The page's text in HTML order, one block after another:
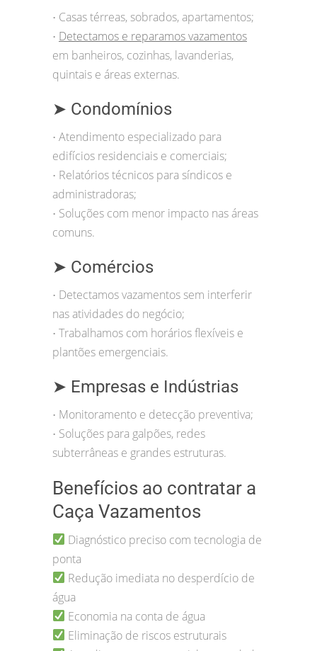
• Casas térreas, sobrados, apartamentos;
• Detectamos e reparamos vazamentos
em banheiros, cozinhas, lavanderias,
quintais e áreas externas.
➤ Condomínios
• Atendimento especializado para
edifícios residenciais e comerciais;
• Relatórios técnicos para síndicos e
administradoras;
• Soluções com menor impacto nas áreas
comuns.
➤ Comércios
• Detectamos vazamentos sem interferir
nas atividades do negócio;
• Trabalhamos com horários flexíveis e
plantões emergenciais.
➤ Empresas e Indústrias
• Monitoramento e detecção preventiva;
• Soluções para galpões, redes
subterrâneas e grandes estruturas.
Benefícios ao contratar a
Caça Vazamentos
Diagnóstico preciso com tecnologia de
ponta
Redução imediata no desperdício de
água
Economia na conta de água
Eliminação de riscos estruturais